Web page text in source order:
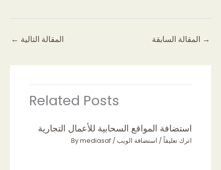
→ المقالة السابقة المقالة التالية ←
Related Posts
استضافة المواقع السحابية للأعمال التجارية
اترك تعليقاً / استضافة الويب/ By
mediasaf